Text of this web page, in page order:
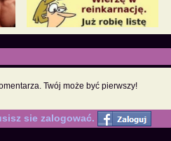
Twój może być pierwszy!
sie zalogować.